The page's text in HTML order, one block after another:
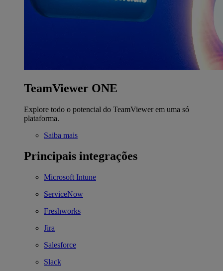
TeamViewer ONE
Explore todo o potencial do TeamViewer em uma só
plataforma.
Saiba mais
Principais integrações
Microsoft Intune
ServiceNow
Freshworks
Jira
Salesforce
Slack